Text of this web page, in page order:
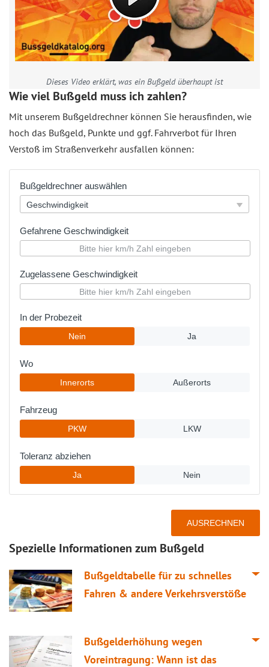
Dieses Video erklärt, was ein Bußgeld überhaupt ist
Wie viel Bußgeld muss ich zahlen?
Mit unserem Bußgeldrechner können Sie herausfinden, wie
hoch das Bußgeld, Punkte und ggf. Fahrverbot für Ihren
Verstoß im Straßenverkehr ausfallen können:
Spezielle Informationen zum Bußgeld
Bußgeldtabelle für zu schnelles
Fahren & andere Verkehrsverstöße
Bußgelderhöhung wegen
Voreintragung: Wann ist das